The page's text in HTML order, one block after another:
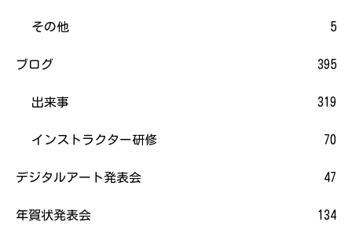
その他 5
ブログ 395
出来事 319
インストラクター研修 70
デジタルアート発表会 47
年賀状発表会 134